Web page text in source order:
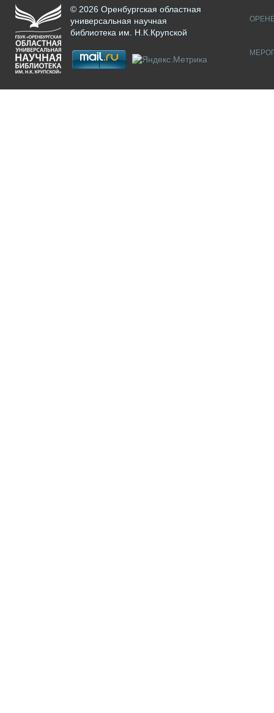
© 2026 Оренбургская областная
универсальная научная
библиотека им. Н.К.Крупской